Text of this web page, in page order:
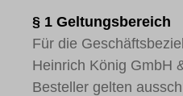
§ 1 Geltungsbereich
Für die
Heinrich König GmbH
Besteller gelten